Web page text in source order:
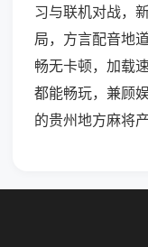
习与联机对战，
局，方言配音地
畅无卡顿，加载
都能畅玩，兼顾
的贵州地方麻将产